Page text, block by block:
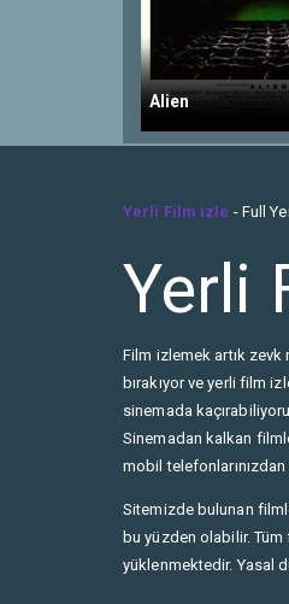
Alien
Yerli Film izle - Full
Yerli
Film izlemek artık
bırakıyor ve yerli film
sinemada
Sinemadan kalkan
mobil
Sitemizde bulunan
bu yüzden olabilir.
yüklenmektedir. Yasal